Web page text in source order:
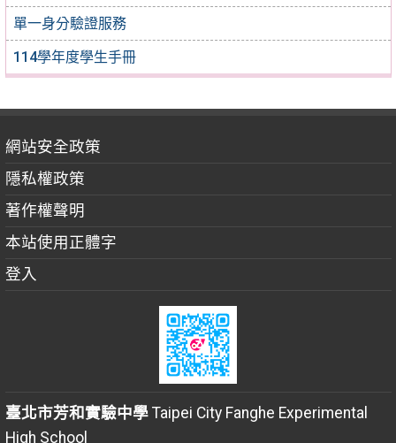
單一身分驗證服務
114學年度學生手冊
網站安全政策
隱私權政策
著作權聲明
本站使用正體字
登入
臺北市芳和實驗中學Taipei City Fanghe Experimental
High School